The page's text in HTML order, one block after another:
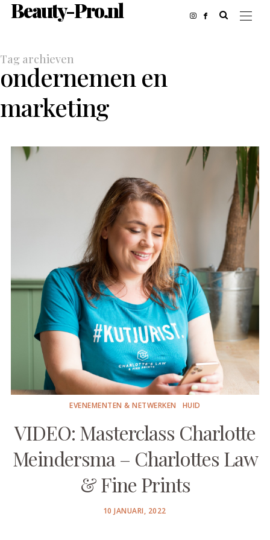
Beauty-Pro.nl
Tag archieven
ondernemen en
marketing
EVENEMENTEN & NETWERKEN HUID
VIDEO: Masterclass Charlotte
Meindersma – Charlottes Law
& Fine Prints
POSTED
10 JANUARI, 2022